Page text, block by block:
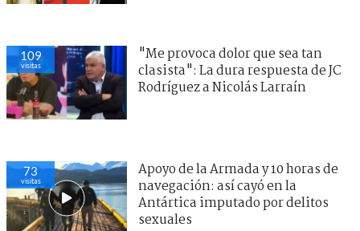
109
visitas
"Me provoca dolor que sea tan
clasista": La dura respuesta de JC
Rodríguez a Nicolás Larraín
73
visitas
Apoyo de la Armada y 10 horas de
navegación: así cayó en la
Antártica imputado por delitos
sexuales